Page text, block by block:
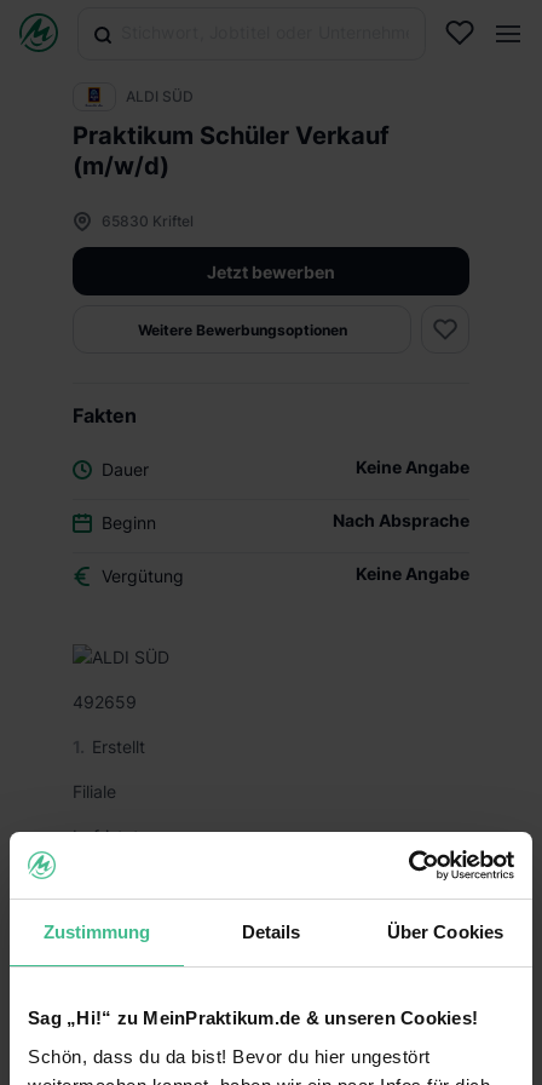
Zustimmung Details Über Cookies
Sag „Hi!“ zu MeinPraktikum.de & unseren Cookies!
Schön, dass du da bist! Bevor du hier ungestört
ALDI SÜD
Praktikum Schüler Verkauf
(m/w/d)
65830 Kriftel
Jetzt bewerben
Weitere Bewerbungsoptionen
Fakten
Dauer Keine Angabe
Beginn Nach Absprache
Vergütung Keine Angabe
492659
Erstellt
Filiale
befristet
Nadja Lemke
2
Karriere
Praktikant